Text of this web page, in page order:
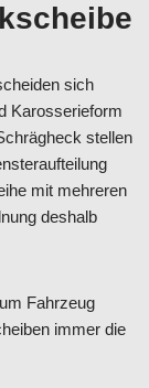
sich
Karosserieform
stellen
mit mehreren
deshalb
Fahrzeug
immer die